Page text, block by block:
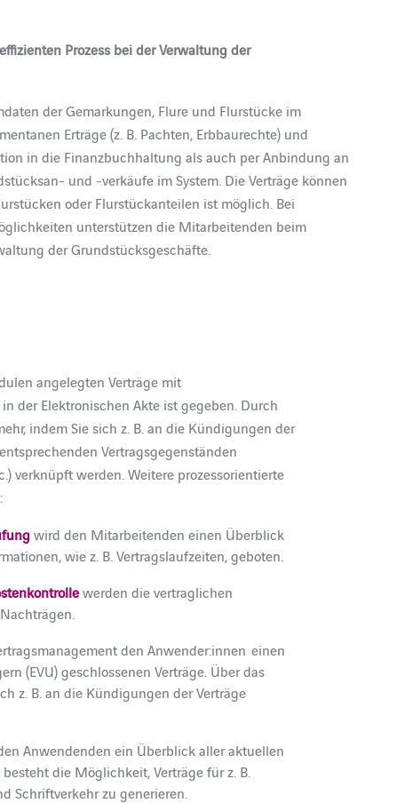
Prozess bei der Verwaltung der
der Gemarkungen, Flure und Flurstücke im
Erträge (z. B. Pachten, Erbbaurechte) und
in die Finanzbuchhaltung als auch per Anbindung an
und -verkäufe im System. Die Verträge können
oder Flurstückanteilen ist möglich. Bei
unterstützen die Mitarbeitenden beim
der Grundstücksgeschäfte.
angelegten Verträge mit
der Elektronischen Akte ist gegeben. Durch
indem Sie sich z. B. an die Kündigungen der
Vertragsgegenständen
verknüpft werden. Weitere prozessorientierte
wird den Mitarbeitenden einen Überblick
wie z. B. Vertragslaufzeiten, geboten.
werden die vertraglichen
den Anwender:innen einen
(EVU) geschlossenen Verträge. Über das
z. B. an die Kündigungen der Verträge
Anwendenden ein Überblick aller aktuellen
die Möglichkeit, Verträge für z. B.
Schriftverkehr zu generieren.